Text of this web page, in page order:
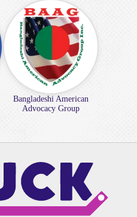
Bangladeshi American
Advocacy Group